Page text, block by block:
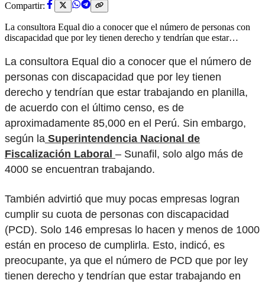
Compartir:
La consultora Equal dio a conocer que el número de personas con
discapacidad que por ley tienen derecho y tendrían que estar…
La consultora Equal dio a conocer que el número de
personas con discapacidad que por ley tienen
derecho y tendrían que estar trabajando en planilla,
de acuerdo con el último censo, es de
aproximadamente 85,000 en el Perú. Sin embargo,
según la Superintendencia Nacional de
Fiscalización Laboral – Sunafil, solo algo más de
4000 se encuentran trabajando.
También advirtió que muy pocas empresas logran
cumplir su cuota de personas con discapacidad
(PCD). Solo 146 empresas lo hacen y menos de 1000
están en proceso de cumplirla. Esto, indicó, es
preocupante, ya que el número de PCD que por ley
tienen derecho y tendrían que estar trabajando en